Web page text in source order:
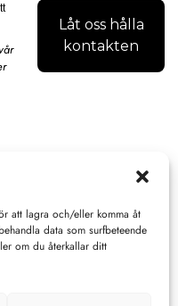
att lagra och/eller komma åt
data som surfbeteende
om du återkallar ditt